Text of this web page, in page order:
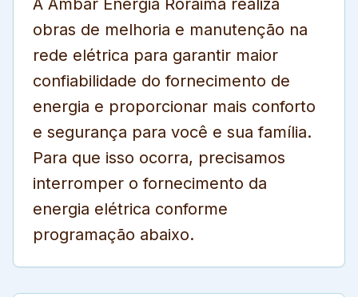
A Âmbar Energia Roraima realiza
obras de melhoria e manutenção na
rede elétrica para garantir maior
confiabilidade do fornecimento de
energia e proporcionar mais conforto
e segurança para você e sua família.
Para que isso ocorra, precisamos
interromper o fornecimento da
energia elétrica conforme
programação abaixo.